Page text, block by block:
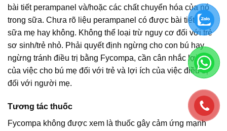
bài tiết perampanel và/hoặc các chất chuyển hóa của nó
trong sữa. Chưa rõ liệu perampanel có được bài tiết vào
sữa mẹ hay không. Không thể loại trừ nguy cơ đối với trẻ
sơ sinh/trẻ nhỏ. Phải quyết định ngừng cho con bú hay
ngừng tránh điều trị bằng Fycompa, cần cân nhắc lợi ích
của việc cho bú mẹ đối với trẻ và lợi ích của việc điều trị
đối với người mẹ.
Tương tác thuốc
Fycompa không được xem là thuốc gây cảm ứng mạnh